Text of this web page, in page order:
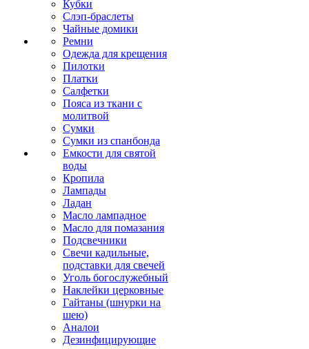
Кубки
Слэп-браслеты
Чайные домики
Ремни
Одежда для крещения
Пилотки
Платки
Салфетки
Пояса из ткани с
молитвой
Сумки
Сумки из спанбонда
Емкости для святой
воды
Кропила
Лампады
Ладан
Масло лампадное
Масло для помазания
Подсвечники
Свечи кадильные,
подставки для свечей
Уголь богослужебный
Наклейки церковные
Гайтаны (шнурки на
шею)
Аналои
Дезинфицирующие